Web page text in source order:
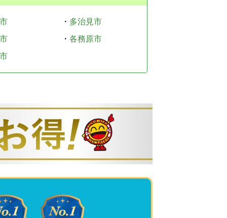
・ 多治見市
・ 各務原市